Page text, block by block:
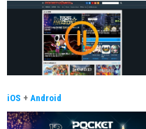
iOS + Android